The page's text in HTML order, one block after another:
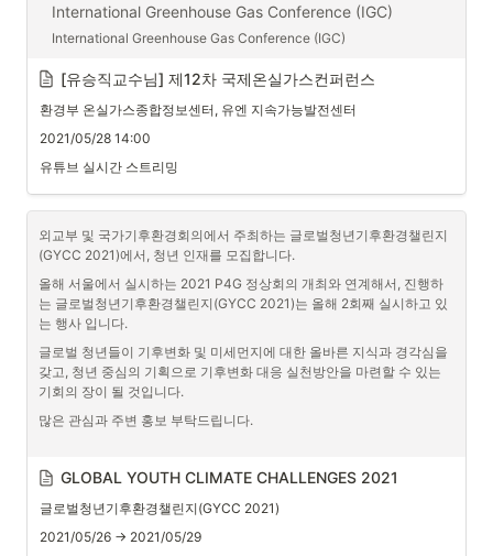
International Greenhouse Gas Conference (IGC)
International Greenhouse Gas Conference (IGC)
https://igckorea.kr/registration/
[유승직교수님] 제12차 국제온실가스컨퍼런스
환경부 온실가스종합정보센터, 유엔 지속가능발전센터
2021/05/28 14:00
유튜브 실시간 스트리밍
외교부 및 국가기후환경회의에서 주최하는 글로벌청년기후환경챌린지
(GYCC 2021)에서, 청년 인재를 모집합니다.
올해 서울에서 실시하는 2021 P4G 정상회의 개최와 연계해서, 진행하
는 글로벌청년기후환경챌린지(GYCC 2021)는 올해 2회째 실시하고 있
는 행사 입니다.
글로벌 청년들이 기후변화 및 미세먼지에 대한 올바른 지식과 경각심을
갖고, 청년 중심의 기획으로 기후변화 대응 실천방안을 마련할 수 있는
기회의 장이 될 것입니다.
많은 관심과 주변 홍보 부탁드립니다.
GLOBAL YOUTH CLIMATE CHALLENGES 2021
글로벌청년기후환경챌린지(GYCC 2021)
2021/05/26 → 2021/05/29